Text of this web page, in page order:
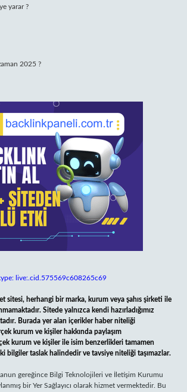
yarar ?
2025 ?
live:.cid.575569c608265c69
sitesi, herhangi bir marka, kurum veya şahıs şirketi ile
Sitede yalnızca kendi hazırladığımız
Burada yer alan içerikler haber niteliği
kurum ve kişiler hakkında paylaşım
kurum ve kişiler ile isim benzerlikleri tamamen
bilgiler taslak halindedir ve tavsiye niteliği taşımazlar.
gereğince Bilgi Teknolojileri ve İletişim Kurumu
bir Yer Sağlayıcı olarak hizmet vermektedir. Bu